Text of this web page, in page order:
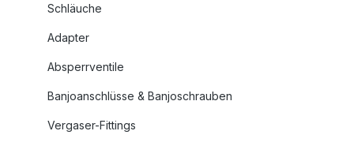
Schläuche
Adapter
Absperrventile
Banjoanschlüsse & Banjoschrauben
Vergaser-Fittings